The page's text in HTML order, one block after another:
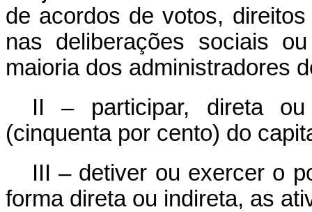
de acordos de votos,
nas deliberações sociais
maioria dos administradores
II – participar, direta
(cinquenta por cento) do
III – detiver ou exercer o
forma direta ou indireta, as